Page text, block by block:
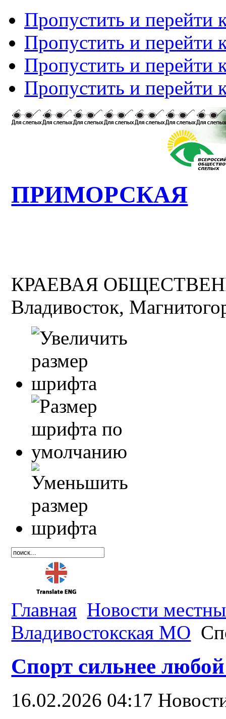
Пропустить и перейти
Пропустить и перейти
Пропустить и перейти
Пропустить и перейти
ПРИМОРСКАЯ
КРАЕВАЯ
Владивосток,
Главная Новости
Владивостокская МО
Спорт сильнее
16.02.2026 04:17